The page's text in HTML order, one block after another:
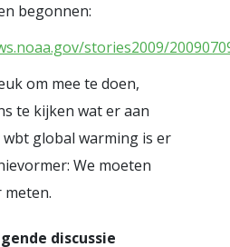
begonnen:
stories2009/
om mee te doen,
te kijken wat er aan
global warming is er
We moeten
meten.
discussie